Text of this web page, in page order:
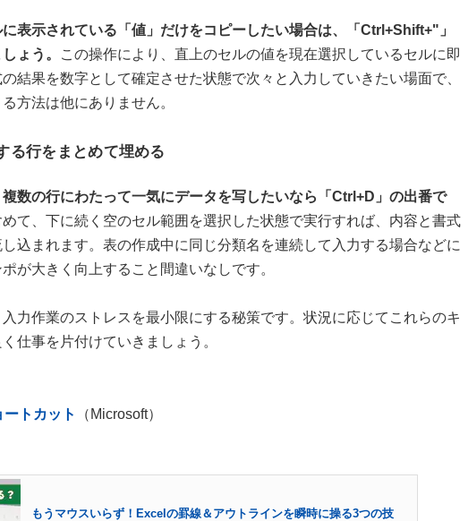
表示されている「値」だけをコピーしたい場合は、「Ctrl+Shift+"」
ょう。
この操作により、直上のセルの値を現在選択しているセルに即
結果を数字として確定させた状態で次々と入力していきたい場面で、
方法は他にありません。
る行をまとめて埋める
数の行にわたって一気にデータを写したいなら「Ctrl+D」の出番で
て、下に続く空のセル範囲を選択した状態で実行すれば、内容と書式
込まれます。表の作成中に同じ分類名を連続して入力する場合などに
が大きく向上すること間違いなしです。
入力作業のストレスを最小限にする秘策です。状況に応じてこれらのキ
仕事を片付けていきましょう。
トカット
（Microsoft）
もうマウスいらず！Excelの罫線＆アウトラインを瞬時に操る3つの技